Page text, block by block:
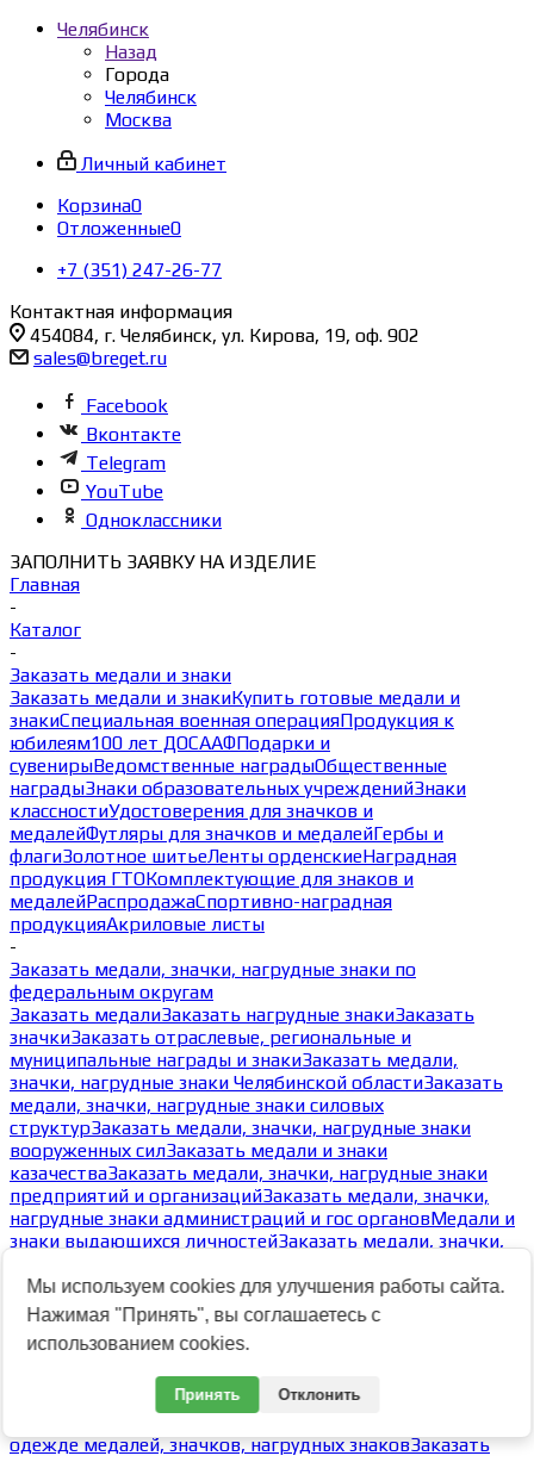
Челябинск
Назад
Города
Челябинск
Москва
Личный кабинет
Корзина0
Отложенные0
+7 (351) 247-26-77
Контактная информация
454084, г. Челябинск, ул. Кирова, 19, оф. 902
sales@breget.ru
Facebook
Вконтакте
Telegram
YouTube
Одноклассники
ЗАПОЛНИТЬ ЗАЯВКУ НА ИЗДЕЛИЕ
Главная
-
Каталог
-
Заказать медали и знаки
Заказать медали и знакиКупить готовые медали и
знакиСпециальная военная операцияПродукция к
юбилеям100 лет ДОСААФПодарки и
сувенирыВедомственные наградыОбщественные
наградыЗнаки образовательных учрежденийЗнаки
классностиУдостоверения для значков и
медалейФутляры для значков и медалейГербы и
флагиЗолотное шитьеЛенты орденскиеНаградная
продукция ГТОКомплектующие для знаков и
медалейРаспродажаСпортивно-наградная
продукцияАкриловые листы
-
Заказать медали, значки, нагрудные знаки по
федеральным округам
Заказать медалиЗаказать нагрудные знакиЗаказать
значкиЗаказать отраслевые, региональные и
муниципальные награды и знакиЗаказать медали,
значки, нагрудные знаки Челябинской областиЗаказать
медали, значки, нагрудные знаки силовых
структурЗаказать медали, значки, нагрудные знаки
вооруженных силЗаказать медали и знаки
казачестваЗаказать медали, значки, нагрудные знаки
предприятий и организацийЗаказать медали, значки,
нагрудные знаки администраций и гос органовМедали и
знаки выдающихся личностейЗаказать медали, значки,
по регионам РоссииЗаказать медали и знаки
профсоюзных организацииЗаказать медали, значки,
нагрудные знаки по федеральным округам
общественные наградыЗаказать медали, значки,
нагрудные знаки по спортивным мероприятиям,
обществам, клубам и видам спортаЗаказать
одежде медалей, значков, нагрудных знаковЗаказать
Мы используем cookies для улучшения работы сайта.
Нажимая "Принять", вы соглашаетесь с
использованием cookies.
Принять Отклонить